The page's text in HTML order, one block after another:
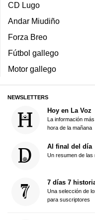
CD Lugo
Andar Miudiño
Forza Breo
Fútbol gallego
Motor gallego
NEWSLETTERS
Hoy en La Voz
La información
hora de la mañana
Al final del día
Un resumen de las
7 días 7
Una selección de
para suscriptores